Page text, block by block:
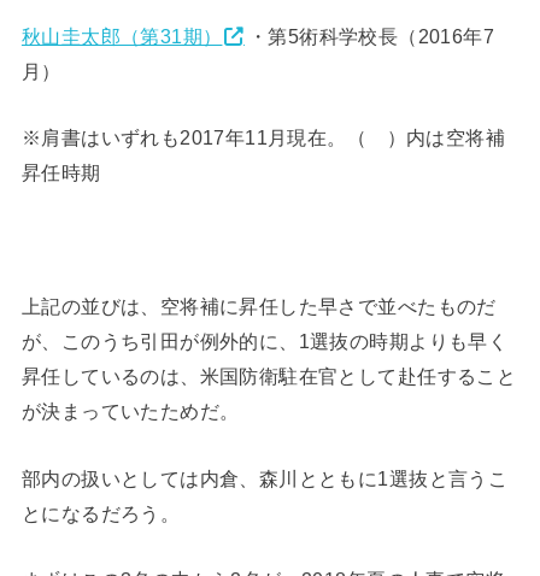
秋山圭太郎（第31期）
・第5術科学校長（2016年7
月）
※肩書はいずれも2017年11月現在。（ ）内は空将補
昇任時期
上記の並びは、空将補に昇任した早さで並べたものだ
が、このうち引田が例外的に、1選抜の時期よりも早く
昇任しているのは、米国防衛駐在官として赴任すること
が決まっていたためだ。
部内の扱いとしては内倉、森川とともに1選抜と言うこ
とになるだろう。